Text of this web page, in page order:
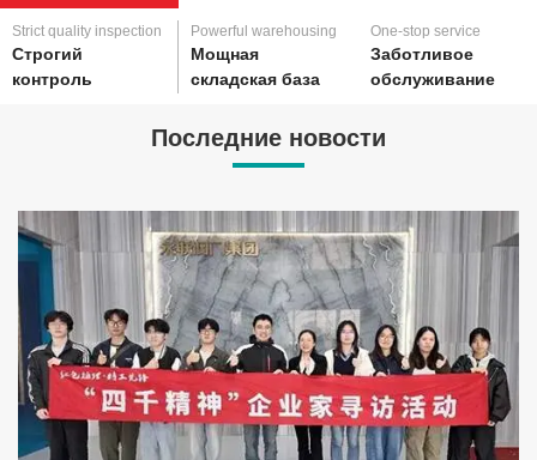
Strict quality inspection
Строгий
контроль
Powerful warehousing
Мощная
складская база
One-stop service
Заботливое
обслуживание
Последние новости